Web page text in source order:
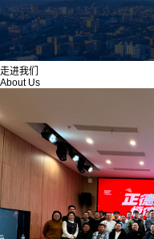
走进我们
About Us